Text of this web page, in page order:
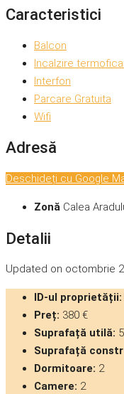
Caracteristici
Balcon
Incalzire
Interfon
Parcare Gratuita
Wifi
Adresă
Deschideți cu Google
Zonă Calea
Detalii
Updated on octombrie
ID-ul proprietății:
Preț: 380 €
Suprafață utilă:
Suprafață
Dormitoare: 2
Camere: 2